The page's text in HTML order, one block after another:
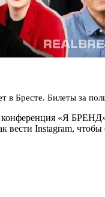
в Бресте. Билеты за
«Я
вести Instagram,